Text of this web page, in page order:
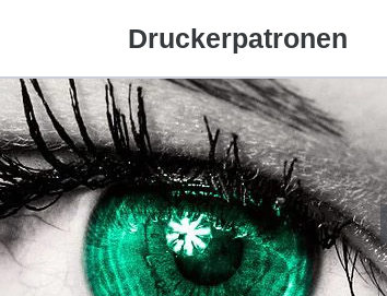
Druckerpatronen